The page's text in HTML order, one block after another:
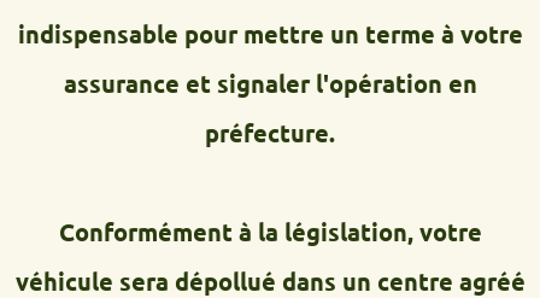
indispensable pour mettre un terme à votre
assurance et signaler l'opération en
préfecture.
Conformément à la législation, votre
véhicule sera dépollué dans un centre agréé